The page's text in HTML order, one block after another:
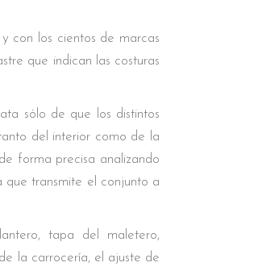
con los cientos de marcas
que indican las costuras
sólo de que los distintos
del interior como de la
forma precisa analizando
que transmite el conjunto a
tapa del maletero,
la carrocería, el ajuste de